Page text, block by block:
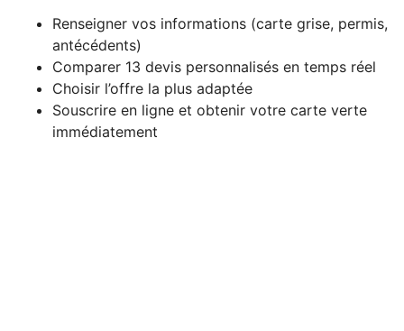
Renseigner vos informations (carte grise, permis,
antécédents)
Comparer 13 devis personnalisés en temps réel
Choisir l’offre la plus adaptée
Souscrire en ligne et obtenir votre carte verte
immédiatement